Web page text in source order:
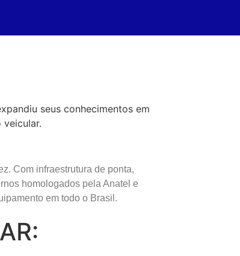
seus conhecimentos em
Com infraestrutura de ponta,
homologados pela Anatel e
em todo o Brasil.